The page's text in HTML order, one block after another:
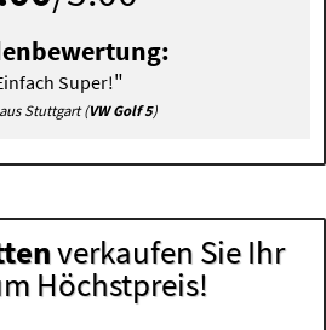
Super!"
Stuttgart (VW Golf 5)
verkaufen Sie Ihr
Höchstpreis!